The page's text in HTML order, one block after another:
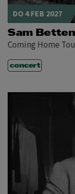
DO 4 FEB 2027
Sam
Coming Home
concert